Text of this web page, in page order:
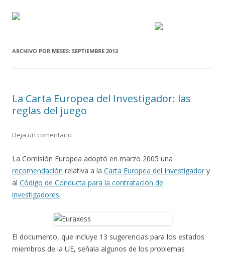
ARCHIVO POR MESES: SEPTIEMBRE 2013
La Carta Europea del Investigador: las
reglas del juego
Deja un comentario
La Comisión Europea adoptó en marzo 2005 una
recomendación relativa a la Carta Europea del Investigador y
al Código de Conducta para la contratación de
investigadores.
El documento, que incluye 13 sugerencias para los estados
miembros de la UE, señala algunos de los problemas